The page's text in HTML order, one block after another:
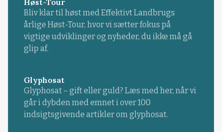
Bliv klar til høst med Effektivt Landbrugs
årlige Høst-Tour, hvor vi sætter fokus på
vigtige udviklinger og nyheder, du ikke må gå
glip af.
Glyphosat
Glyphosat – gift eller guld? Læs med her, når vi
går i dybden med emnet i over 100
indsigtsgivende artikler om glyphosat.